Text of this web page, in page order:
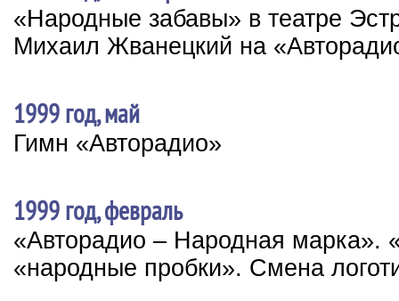
«Народные забавы» в театре
Михаил Жванецкий на
1999 год, май
Гимн «Авторадио»
1999 год, февраль
«Авторадио – Народная марка».
«народные пробки». Смена